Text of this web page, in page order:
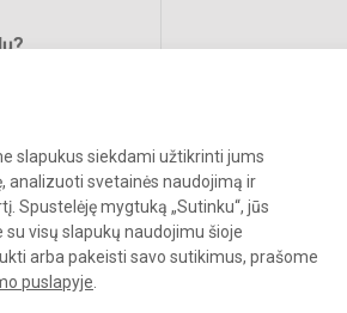
slapukus siekdami užtikrinti jums
analizuoti svetainės naudojimą ir
Spustelėję mygtuką „Sutinku“, jūs
visų slapukų naudojimu šioje
arba pakeisti savo sutikimus, prašome
puslapyje
Mirono gimnazija. Visos teisės saugomos.
administracijos sutikimo griežtai